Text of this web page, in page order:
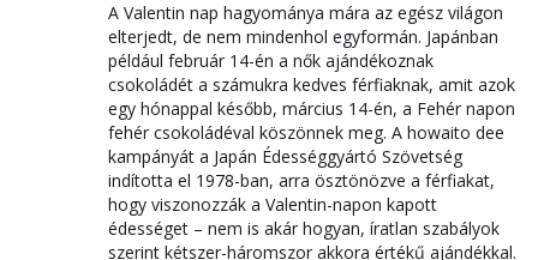
A Valentin nap hagyománya mára az egész világon
elterjedt, de nem mindenhol egyformán. Japánban
például február 14-én a nők ajándékoznak
csokoládét a számukra kedves férfiaknak, amit azok
egy hónappal később, március 14-én, a Fehér napon
fehér csokoládéval köszönnek meg. A howaito dee
kampányát a Japán Édességgyártó Szövetség
indította el 1978-ban, arra ösztönözve a férfiakat,
hogy viszonozzák a Valentin-napon kapott
édességet – nem is akár hogyan, íratlan szabályok
szerint kétszer-háromszor akkora értékű ajándékkal.